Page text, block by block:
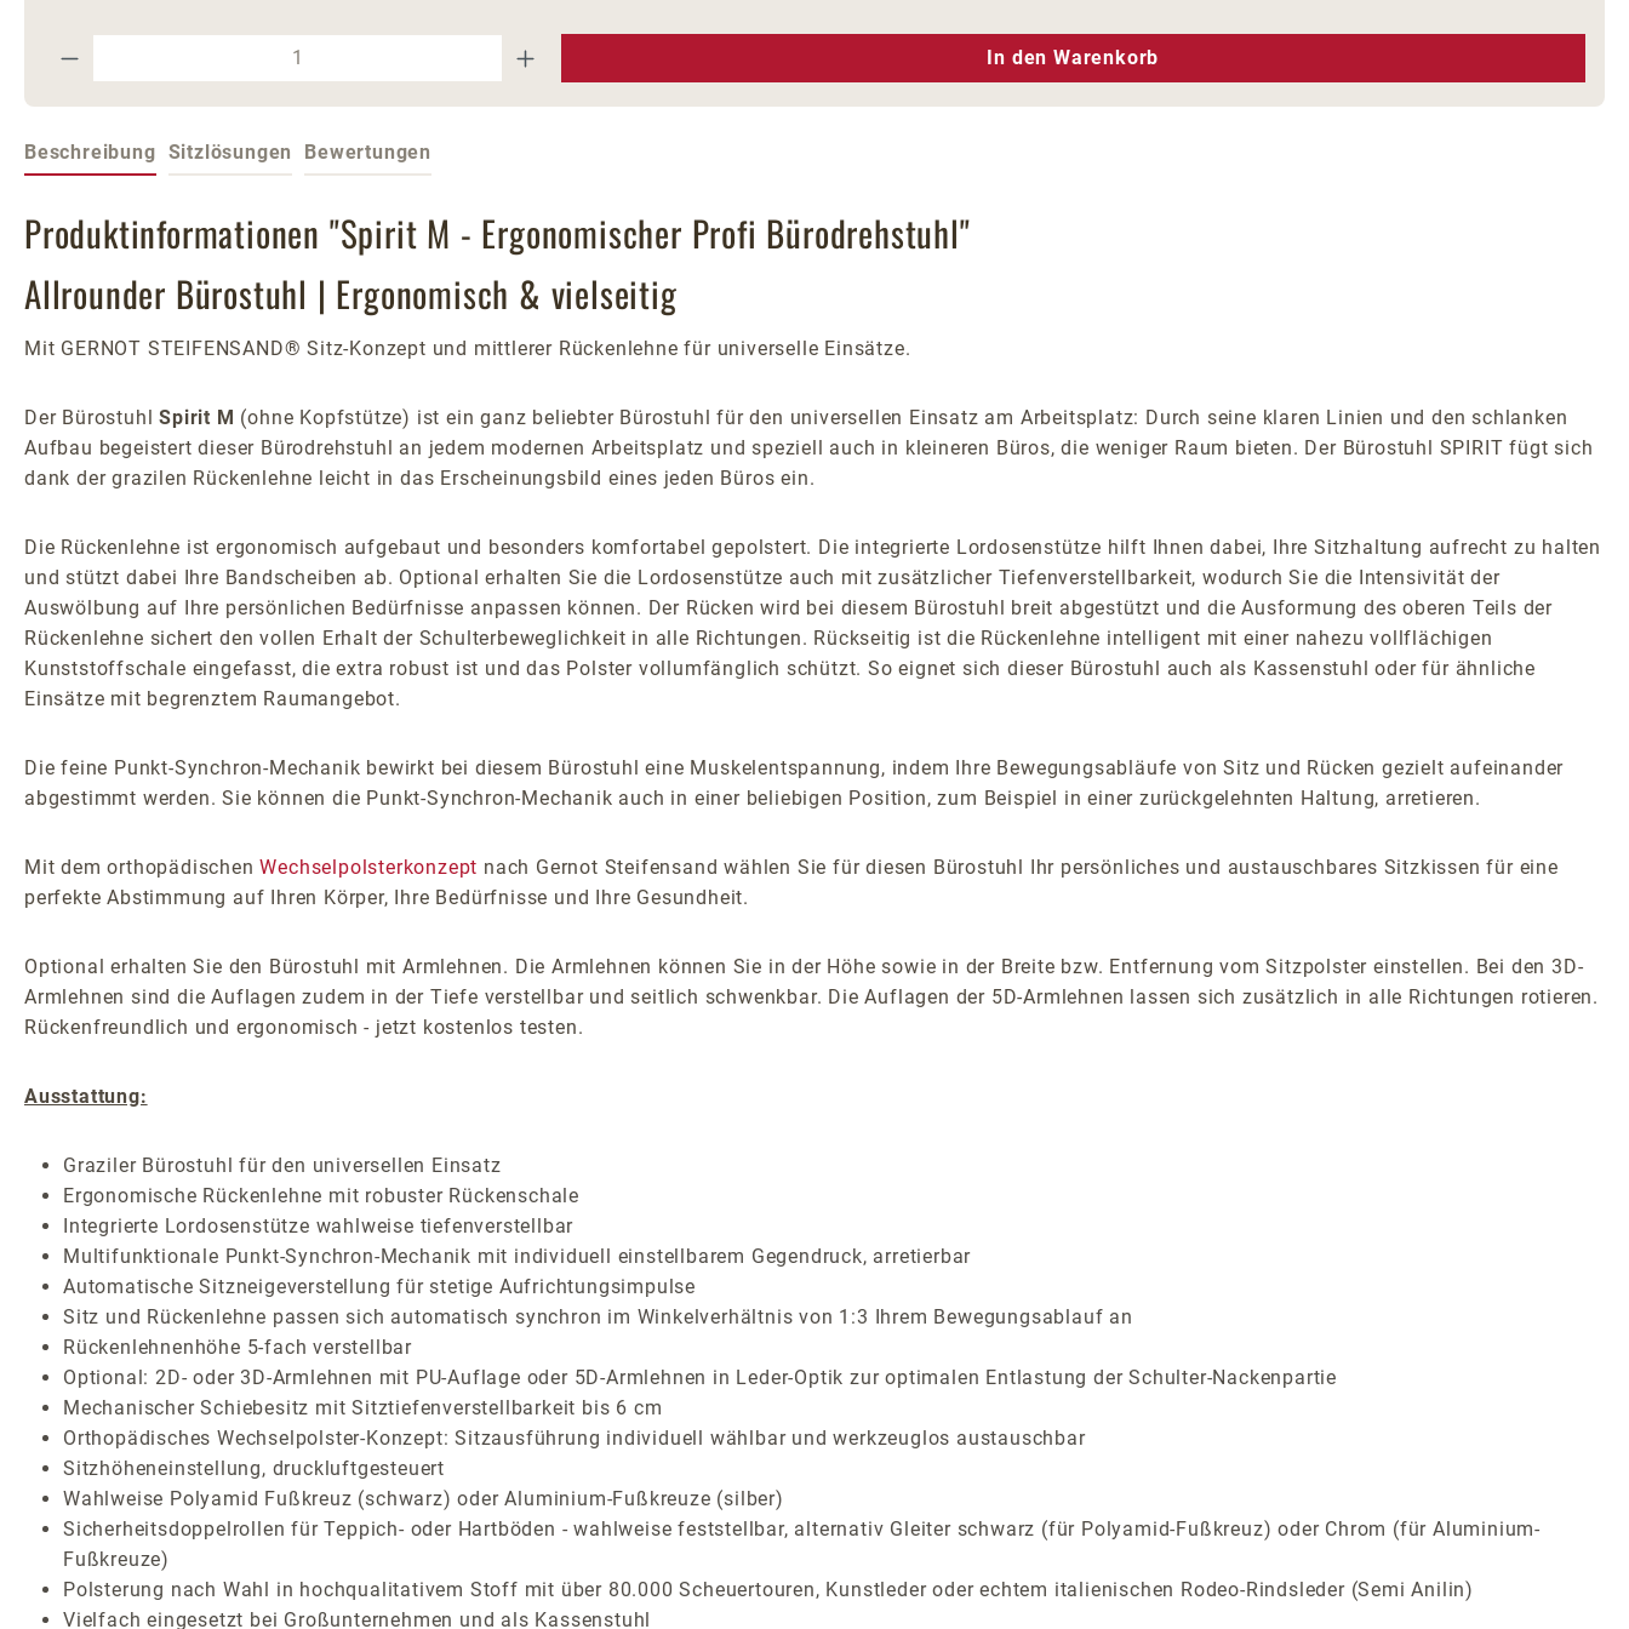
Produkt Anzahl: Gib den gewünschten Wert ein oder benutze die Schaltflächen um die Anzahl zu erhöhen oder zu
In den Warenkorb
Beschreibung Sitzlösungen Bewertungen
Produktinformationen "Spirit M - Ergonomischer Profi Bürodrehstuhl"
Allrounder Bürostuhl | Ergonomisch & vielseitig
Mit GERNOT STEIFENSAND® Sitz-Konzept und mittlerer Rückenlehne für universelle Einsätze.
Der BürostuhlSpirit M (ohne Kopfstütze) ist ein ganz beliebter Bürostuhl für den universellen Einsatz am Arbeitsplatz: Durch seine klaren Linien und den schlanken
Aufbau begeistert dieser Bürodrehstuhl an jedem modernen Arbeitsplatz und speziell auch in kleineren Büros, die weniger Raum bieten. Der Bürostuhl SPIRIT fügt sich
dank der grazilen Rückenlehne leicht in das Erscheinungsbild eines jeden Büros ein.
Die Rückenlehne ist ergonomisch aufgebaut und besonders komfortabel gepolstert. Die integrierte Lordosenstütze hilft Ihnen dabei, Ihre Sitzhaltung aufrecht zu halten
und stützt dabei Ihre Bandscheiben ab. Optional erhalten Sie die Lordosenstütze auch mit zusätzlicher Tiefenverstellbarkeit, wodurch Sie die Intensivität der
Auswölbung auf Ihre persönlichen Bedürfnisse anpassen können. Der Rücken wird bei diesem Bürostuhl breit abgestützt und die Ausformung des oberen Teils der
Rückenlehne sichert den vollen Erhalt der Schulterbeweglichkeit in alle Richtungen. Rückseitig ist die Rückenlehne intelligent mit einer nahezu vollflächigen
Kunststoffschale eingefasst, die extra robust ist und das Polster vollumfänglich schützt. So eignet sich dieser Bürostuhl auch als Kassenstuhl oder für ähnliche
Einsätze mit begrenztem Raumangebot.
Die feine Punkt-Synchron-Mechanik bewirkt bei diesem Bürostuhl eine Muskelentspannung, indem Ihre Bewegungsabläufe von Sitz und Rücken gezielt aufeinander
abgestimmt werden. Sie können die Punkt-Synchron-Mechanik auch in einer beliebigen Position, zum Beispiel in einer zurückgelehnten Haltung, arretieren.
Mit dem orthopädischenWechselpolsterkonzept nach Gernot Steifensand wählen Sie für diesen Bürostuhl Ihr persönliches und austauschbares Sitzkissen für eine
perfekte Abstimmung auf Ihren Körper, Ihre Bedürfnisse und Ihre Gesundheit.
Optional erhalten Sie den Bürostuhl mit Armlehnen. Die Armlehnen können Sie in der Höhe sowie in der Breite bzw. Entfernung vom Sitzpolster einstellen. Bei den 3D-
Armlehnen sind die Auflagen zudem in der Tiefe verstellbar und seitlich schwenkbar. Die Auflagen der 5D-Armlehnen lassen sich zusätzlich in alle Richtungen rotieren.
Rückenfreundlich und ergonomisch - jetzt kostenlos testen.
Ausstattung:
Graziler Bürostuhl für den universellen Einsatz
Ergonomische Rückenlehne mit robuster Rückenschale
Integrierte Lordosenstütze wahlweise tiefenverstellbar
Multifunktionale Punkt-Synchron-Mechanik mit individuell einstellbarem Gegendruck, arretierbar
Automatische Sitzneigeverstellung für stetige Aufrichtungsimpulse
Sitz und Rückenlehne passen sich automatisch synchron im Winkelverhältnis von 1:3 Ihrem Bewegungsablauf an
Rückenlehnenhöhe 5-fach verstellbar
Optional: 2D- oder 3D-Armlehnen mit PU-Auflage oder 5D-Armlehnen in Leder-Optik zur optimalen Entlastung der Schulter-Nackenpartie
Mechanischer Schiebesitz mit Sitztiefenverstellbarkeit bis 6 cm
Orthopädisches Wechselpolster-Konzept: Sitzausführung individuell wählbar und werkzeuglos austauschbar
Sitzhöheneinstellung, druckluftgesteuert
Wahlweise Polyamid Fußkreuz (schwarz) oder Aluminium-Fußkreuze (silber)
Sicherheitsdoppelrollen für Teppich- oder Hartböden - wahlweise feststellbar, alternativ Gleiter schwarz (für Polyamid-Fußkreuz) oder Chrom (für Aluminium-
Fußkreuze)
Polsterung nach Wahl in hochqualitativem Stoff mit über 80.000 Scheuertouren, Kunstleder oder echtem italienischen Rodeo-Rindsleder (Semi Anilin)
Vielfach eingesetzt bei Großunternehmen und als Kassenstuhl